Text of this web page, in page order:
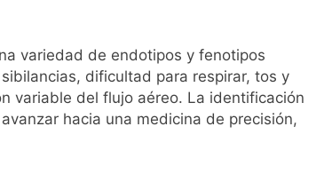
variedad de endotipos y fenotipos
dificultad para respirar, tos y
variable del flujo aéreo. La identificación
hacia una medicina de precisión,